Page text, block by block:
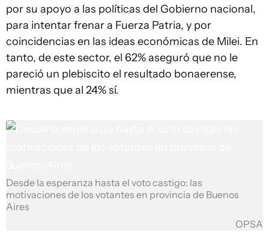
por su apoyo a las políticas del Gobierno nacional,
para intentar frenar a Fuerza Patria, y por
coincidencias en las ideas económicas de Milei. En
tanto, de este sector, el 62% aseguró que no le
pareció un plebiscito el resultado bonaerense,
mientras que al 24% sí.
Desde la esperanza hasta el voto castigo: las
motivaciones de los votantes en provincia de Buenos
Aires
OPSA